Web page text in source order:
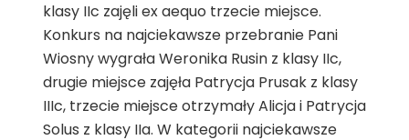
klasy IIc zajęli ex aequo trzecie miejsce.
Konkurs na najciekawsze przebranie Pani
Wiosny wygrała Weronika Rusin z klasy IIc,
drugie miejsce zajęła Patrycja Prusak z klasy
IIIc, trzecie miejsce otrzymały Alicja i Patrycja
Solus z klasy IIa. W kategorii najciekawsze